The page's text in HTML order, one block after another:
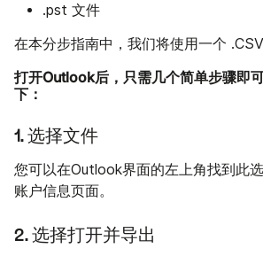
.pst 文件
在本分步指南中，我们将使用一个 .CSV
打开Outlook后，只需几个简单步骤即
下：
1. 选择文件
您可以在Outlook界面的左上角找到此
账户信息页面。
2. 选择打开并导出